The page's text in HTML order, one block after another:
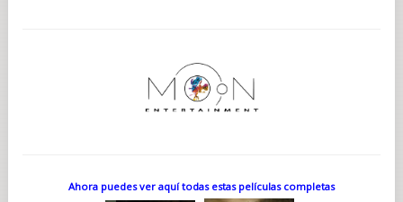
Ahora puedes ver aquí todas estas películas completas